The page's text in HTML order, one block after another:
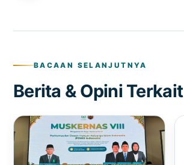
BACAAN SELANJUTNYA
Berita & Opini Terkait